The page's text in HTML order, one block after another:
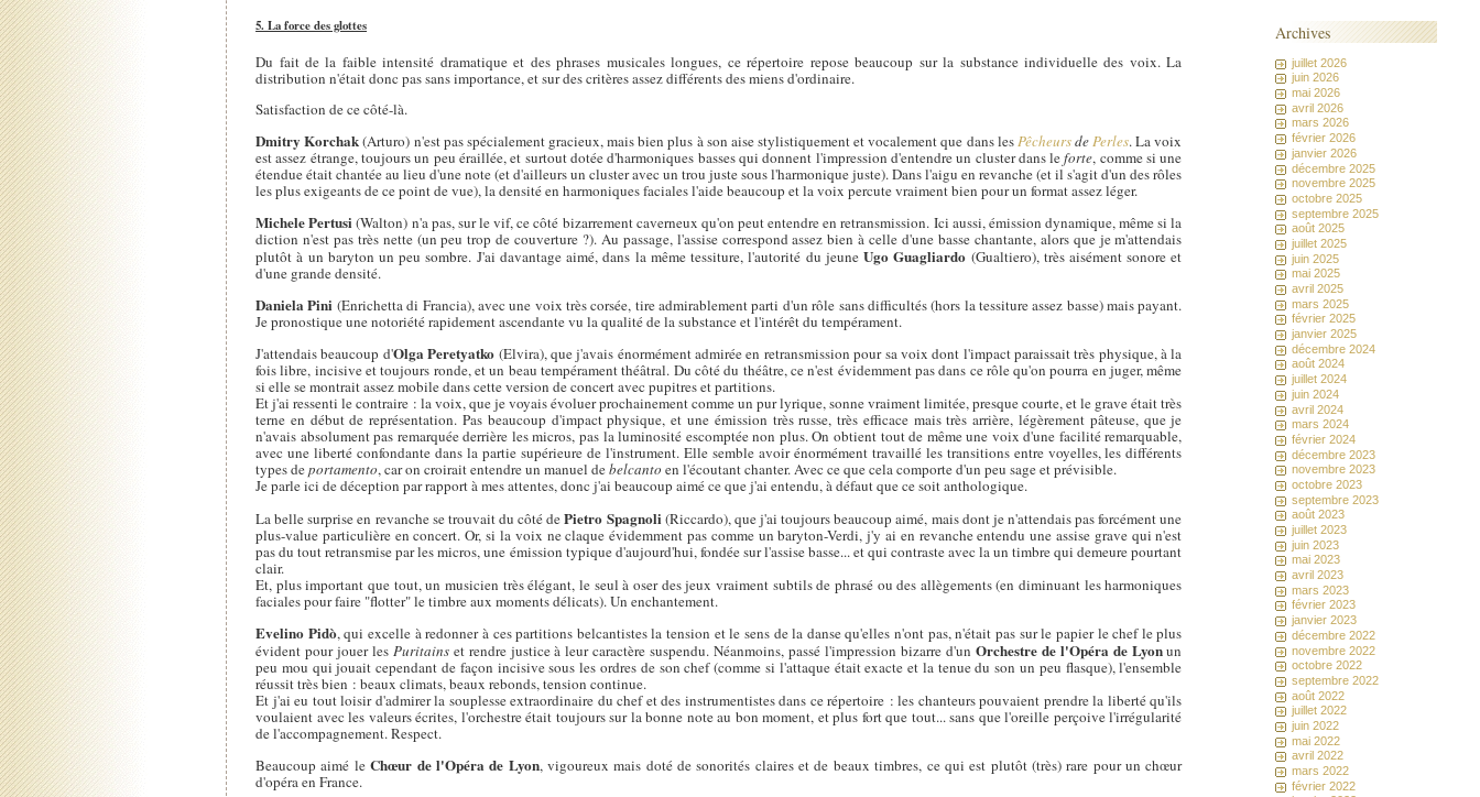
5. La force des glottes
Du fait de la faible intensité dramatique et des phrases musicales longues, ce répertoire repose beaucoup sur la substance individuelle des voix. La
distribution n'était donc pas sans importance, et sur des critères assez différents des miens d'ordinaire.
Satisfaction de ce côté-là.
Dmitry Korchak(Arturo) n'est pas spécialement gracieux, mais bien plus à son aise stylistiquement et vocalement que dans lesPêcheursdePerles. La voix
est assez étrange, toujours un peu éraillée, et surtout dotée d'harmoniques basses qui donnent l'impression d'entendre un cluster dans leforte, comme si une
étendue était chantée au lieu d'une note (et d'ailleurs un cluster avec un trou juste sous l'harmonique juste). Dans l'aigu en revanche (et il s'agit d'un des rôles
les plus exigeants de ce point de vue), la densité en harmoniques faciales l'aide beaucoup et la voix percute vraiment bien pour un format assez léger.
Michele Pertusi(Walton) n'a pas, sur le vif, ce côté bizarrement caverneux qu'on peut entendre en retransmission. Ici aussi, émission dynamique, même si la
diction n'est pas très nette (un peu trop de couverture ?). Au passage, l'assise correspond assez bien à celle d'une basse chantante, alors que je m'attendais
plutôt à un baryton un peu sombre. J'ai davantage aimé, dans la même tessiture, l'autorité du jeuneUgo Guagliardo (Gualtiero), très aisément sonore et
d'une grande densité.
Daniela Pini (Enrichetta di Francia), avec une voix très corsée, tire admirablement parti d'un rôle sans difficultés (hors la tessiture assez basse) mais payant.
Je pronostique une notoriété rapidement ascendante vu la qualité de la substance et l'intérêt du tempérament.
J'attendais beaucoup d'Olga Peretyatko (Elvira), que j'avais énormément admirée en retransmission pour sa voix dont l'impact paraissait très physique, à la
fois libre, incisive et toujours ronde, et un beau tempérament théâtral. Du côté du théâtre, ce n'est évidemment pas dans ce rôle qu'on pourra en juger, même
si elle se montrait assez mobile dans cette version de concert avec pupitres et partitions.
Et j'ai ressenti le contraire : la voix, que je voyais évoluer prochainement comme un pur lyrique, sonne vraiment limitée, presque courte, et le grave était très
terne en début de représentation. Pas beaucoup d'impact physique, et une émission très russe, très efficace mais très arrière, légèrement pâteuse, que je
n'avais absolument pas remarquée derrière les micros, pas la luminosité escomptée non plus. On obtient tout de même une voix d'une facilité remarquable,
avec une liberté confondante dans la partie supérieure de l'instrument. Elle semble avoir énormément travaillé les transitions entre voyelles, les différents
types deportamento, car on croirait entendre un manuel debelcanto en l'écoutant chanter. Avec ce que cela comporte d'un peu sage et prévisible.
Je parle ici de déception par rapport à mes attentes, donc j'ai beaucoup aimé ce que j'ai entendu, à défaut que ce soit anthologique.
La belle surprise en revanche se trouvait du côté dePietro Spagnoli (Riccardo), que j'ai toujours beaucoup aimé, mais dont je n'attendais pas forcément une
plus-value particulière en concert. Or, si la voix ne claque évidemment pas comme un baryton-Verdi, j'y ai en revanche entendu une assise grave qui n'est
pas du tout retransmise par les micros, une émission typique d'aujourd'hui, fondée sur l'assise basse... et qui contraste avec la un timbre qui demeure pourtant
clair.
Et, plus important que tout, un musicien très élégant, le seul à oser des jeux vraiment subtils de phrasé ou des allègements (en diminuant les harmoniques
faciales pour faire "flotter" le timbre aux moments délicats). Un enchantement.
Evelino Pidò, qui excelle à redonner à ces partitions belcantistes la tension et le sens de la danse qu'elles n'ont pas, n'était pas sur le papier le chef le plus
évident pour jouer les Puritainset rendre justice à leur caractère suspendu. Néanmoins, passé l'impression bizarre d'un Orchestre de l'Opéra de Lyonun
peu mou qui jouait cependant de façon incisive sous les ordres de son chef (comme si l'attaque était exacte et la tenue du son un peu flasque), l'ensemble
réussit très bien : beaux climats, beaux rebonds, tension continue.
Et j'ai eu tout loisir d'admirer la souplesse extraordinaire du chef et des instrumentistes dans ce répertoire : les chanteurs pouvaient prendre la liberté qu'ils
voulaient avec les valeurs écrites, l'orchestre était toujours sur la bonne note au bon moment, et plus fort que tout... sans que l'oreille perçoive l'irrégularité
de l'accompagnement. Respect.
Beaucoup aimé leChœur de l'Opéra de Lyon, vigoureux mais doté de sonorités claires et de beaux timbres, ce qui est plutôt (très) rare pour un chœur
d'opéra en France.
Archives
juillet 2026
juin 2026
mai 2026
avril 2026
mars 2026
février 2026
janvier 2026
décembre 2025
novembre 2025
octobre 2025
septembre 2025
août 2025
juillet 2025
juin 2025
mai 2025
avril 2025
mars 2025
février 2025
janvier 2025
décembre 2024
août 2024
juillet 2024
juin 2024
avril 2024
mars 2024
février 2024
décembre 2023
novembre 2023
octobre 2023
septembre 2023
août 2023
juillet 2023
juin 2023
mai 2023
avril 2023
mars 2023
février 2023
janvier 2023
décembre 2022
novembre 2022
octobre 2022
septembre 2022
août 2022
juillet 2022
juin 2022
mai 2022
avril 2022
mars 2022
février 2022